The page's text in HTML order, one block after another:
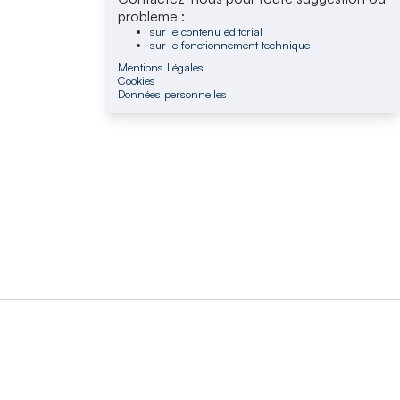
problème :
sur le contenu éditorial
sur le fonctionnement technique
Mentions Légales
Cookies
Données personnelles